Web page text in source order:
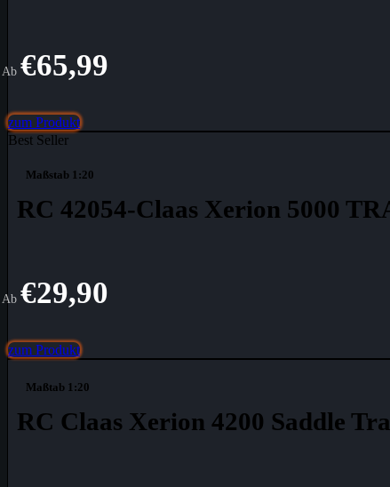
Ab €65,99
zum Produkt
Best Seller
Maßstab 1:20
RC 42054-Claas Xerion 5000
Ab €29,90
zum Produkt
Maßtab 1:20
RC Claas Xerion 4200 Saddle